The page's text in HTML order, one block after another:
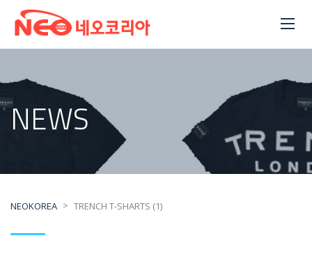
NEWS
NEOKOREA > TRENCH T-SHARTS (1)